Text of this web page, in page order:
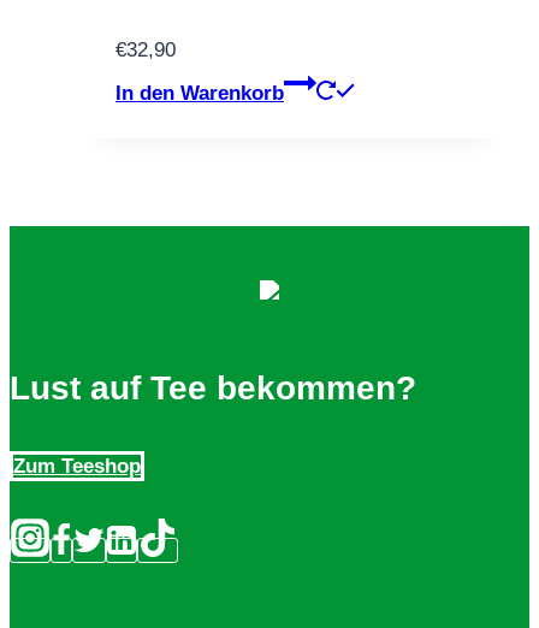
€32,90
In den Warenkorb
Lust auf Tee bekommen?
Zum Teeshop